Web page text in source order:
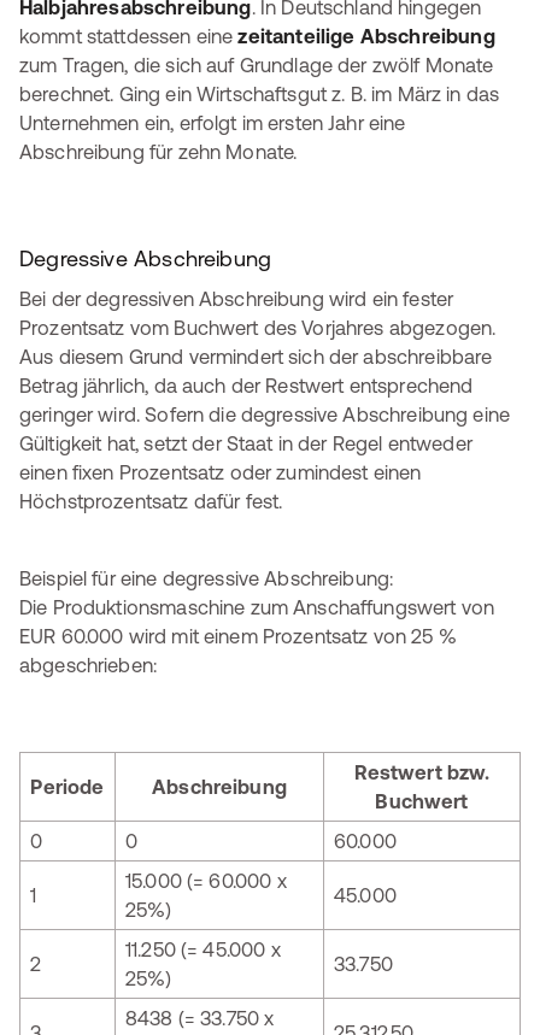
Halbjahresabschreibung. In Deutschland hingegen
kommt stattdessen einezeitanteilige Abschreibung
zum Tragen, die sich auf Grundlage der zwölf Monate
berechnet. Ging ein Wirtschaftsgut z. B. im März in das
Unternehmen ein, erfolgt im ersten Jahr eine
Abschreibung für zehn Monate.
Degressive Abschreibung
Bei der degressiven Abschreibung wird ein fester
Prozentsatz vom Buchwert des Vorjahres abgezogen.
Aus diesem Grund vermindert sich der abschreibbare
Betrag jährlich, da auch der Restwert entsprechend
geringer wird. Sofern die degressive Abschreibung eine
Gültigkeit hat, setzt der Staat in der Regel entweder
einen fixen Prozentsatz oder zumindest einen
Höchstprozentsatz dafür fest.
Beispiel für eine degressive Abschreibung:
Die Produktionsmaschine zum Anschaffungswert von
EUR 60.000 wird mit einem Prozentsatz von 25 %
abgeschrieben:
Periode Abschreibung
Restwert bzw.
Buchwert
0
0 60.000
1
15.000 (= 60.000 x
25%)
45.000
2
11.250 (= 45.000 x
25%)
33.750
8438 (= 33.750 x